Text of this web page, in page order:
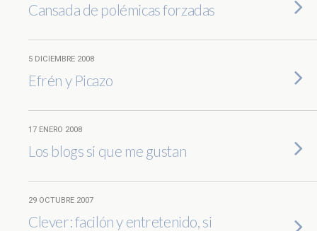
Cansada de polémicas forzadas
5 DICIEMBRE 2008
Efrén y Picazo
17 ENERO 2008
Los blogs si que me gustan
29 OCTUBRE 2007
Clever: facilón y entretenido, si